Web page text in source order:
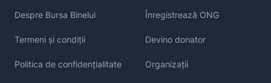
Despre Bursa Binelui
Termeni și condiții
Politica de confidențialitate
Înregistrează ONG
Devino donator
Organizații